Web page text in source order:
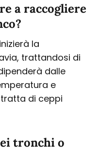
a raccogliere
la
trattandosi di
dalle
e
di ceppi
tronchi o